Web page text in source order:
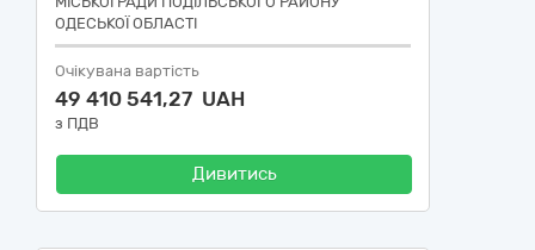
ОДЕСЬКОЇ ОБЛАСТІ
Очікувана вартість
49 410 541,27 UAH
з ПДВ
Дивитись